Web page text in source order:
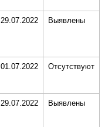
29.07.2022 Выявлены
01.07.2022 Отсутствуют
29.07.2022 Выявлены